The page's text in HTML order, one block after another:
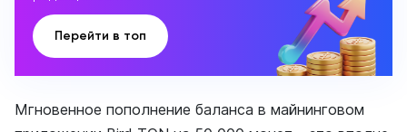
Перейти в топ
Мгновенное пополнение баланса в майнинговом